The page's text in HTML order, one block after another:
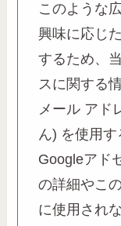
このような
興味に応じ
するため、
スに関する
メール アド
ん) を使用
Googleアド
の詳細やこ
に使用され